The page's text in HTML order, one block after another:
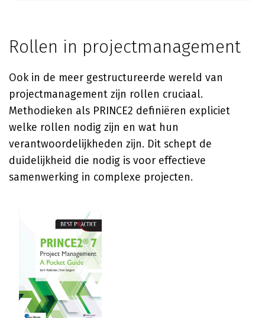
Rollen in projectmanagement
Ook in de meer gestructureerde wereld van
projectmanagement zijn rollen cruciaal.
Methodieken als PRINCE2 definiëren expliciet
welke rollen nodig zijn en wat hun
verantwoordelijkheden zijn. Dit schept de
duidelijkheid die nodig is voor effectieve
samenwerking in complexe projecten.